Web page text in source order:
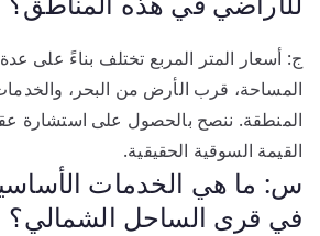
ج: أسعار المتر المربع تختلف بناءً على
المساحة، قرب الأرض من البحر،
المنطقة. ننصح بالحصول على استشارة
القيمة السوقية الحقيقية.
س: ما هي الخدمات
في قرى الساحل الشمالي؟